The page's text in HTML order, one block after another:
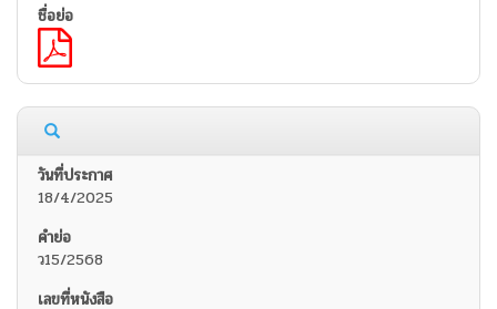
18/4/2025
ว15/2568